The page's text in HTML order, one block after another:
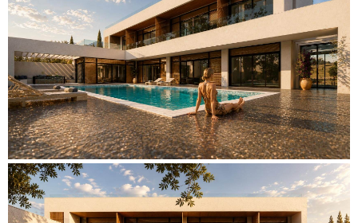
KIVIK
ΕΡΓΑ
ΕΠΙΚΟΙΝΩΝΙΑ